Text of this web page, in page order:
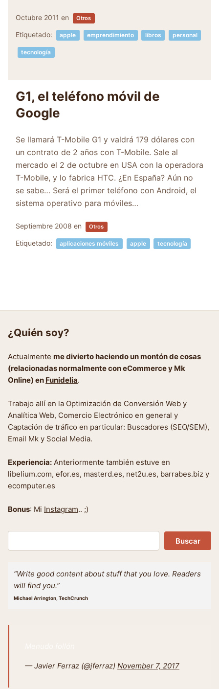
Octubre 2011 en Otros
Etiquetado: apple emprendimiento libros personal
tecnología
G1, el teléfono móvil de
Google
Se llamará T-Mobile G1 y valdrá 179 dólares con
un contrato de 2 años con T-Mobile. Sale al
mercado el 2 de octubre en USA con la operadora
T-Mobile, y lo fabrica HTC. ¿En España? Aún no
se sabe… Será el primer teléfono con Android, el
sistema operativo para móviles…
Septiembre 2008 en Otros
Etiquetado: aplicaciones móviles apple tecnología
¿Quién soy?
Actualmente me divierto haciendo un montón de cosas
(relacionadas normalmente con eCommerce y Mk
Online) en Funidelia.
Trabajo allí en la Optimización de Conversión Web y
Analítica Web, Comercio Electrónico en general y
Captación de tráfico en particular: Buscadores (SEO/SEM),
Email Mk y Social Media.
Experiencia: Anteriormente también estuve en
libelium.com, efor.es, masterd.es, net2u.es, barrabes.biz y
ecomputer.es
Bonus: Mi Instagram.. ;)
Buscar
“Write good content about stuff that you love. Readers
will find you.”
Michael Arrington, TechCrunch
— Javier Ferraz (@jferraz) November 7, 2017